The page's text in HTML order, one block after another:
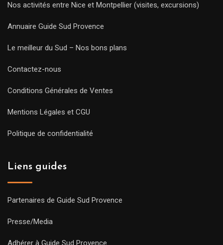
Nos activités entre Nice et Montpellier (visites, excursions)
Annuaire Guide Sud Provence
Le meilleur du Sud – Nos bons plans
Contactez-nous
Conditions Générales de Ventes
Mentions Légales et CGU
Politique de confidentialité
Liens guides
Partenaires de Guide Sud Provence
Presse/Media
Adhérer à Guide Sud Provence